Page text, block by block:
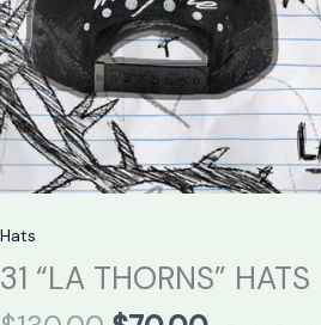
Hats
31 “LA THORNS” HATS